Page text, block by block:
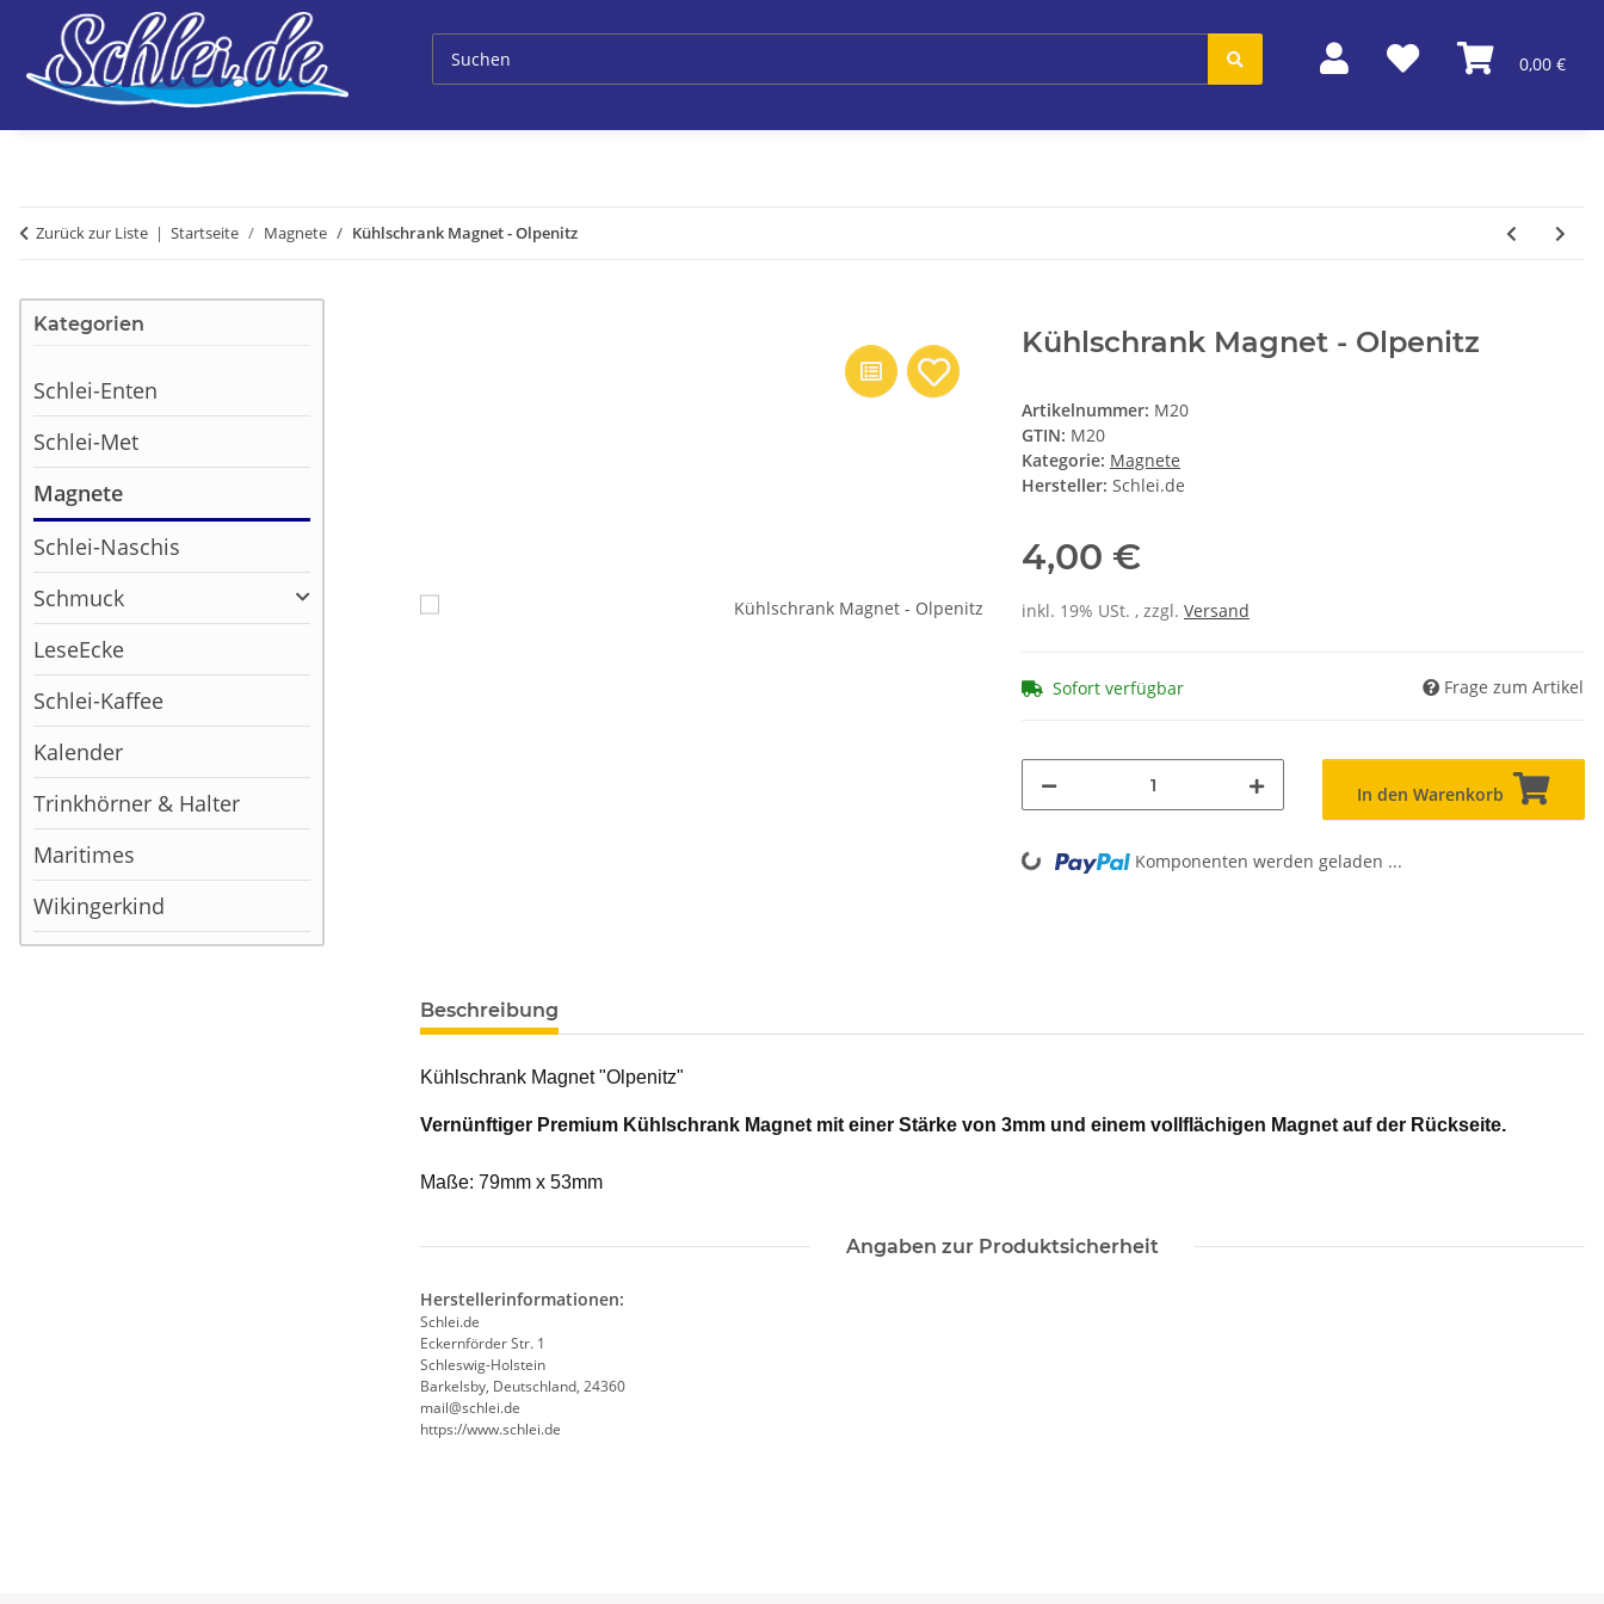
0,00 €
Zurück zur Liste Startseite Magnete Kühlschrank Magnet - Olpenitz
Kühlschrank Magnet - Olpenitz
Artikelnummer: M20
GTIN: M20
Kategorie: Magnete
Hersteller: Schlei.de
4,00 €
inkl. 19% USt. , zzgl. Versand
Sofort verfügbar Frage zum Artikel
In den Warenkorb
Loading... Komponenten werden geladen ...
Beschreibung
Kühlschrank Magnet "Olpenitz"
Vernünftiger Premium Kühlschrank Magnet mit einer Stärke von 3mm und einem vollflächigen Magnet auf der Rückseite.
Maße: 79mm x 53mm
Angaben zur Produktsicherheit
Herstellerinformationen:
Schlei.de
Eckernförder Str. 1
Schleswig-Holstein
Barkelsby, Deutschland, 24360
mail@schlei.de
https://www.schlei.de
Kategorien
Schlei-Enten
Schlei-Met
Magnete
Schlei-Naschis
Schmuck
LeseEcke
Schlei-Kaffee
Kalender
Trinkhörner & Halter
Maritimes
Wikingerkind